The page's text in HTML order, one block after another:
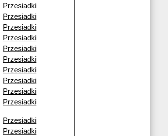
Przesiadki
Przesiadki
Przesiadki
Przesiadki
Przesiadki
Przesiadki
Przesiadki
Przesiadki
Przesiadki
Przesiadki
Przesiadki
Przesiadki